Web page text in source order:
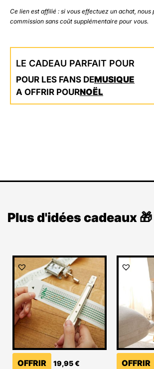
Ce lien est affilié : si vous effectuez un achat, nous
commission sans coût supplémentaire pour vous.
LE CADEAU PARFAIT POUR
POUR LES FANS DEMUSIQUE
A OFFRIR POURNOËL
Plus d'idées cadeaux 🎁
OFFRIR 19,95€ OFFRIR